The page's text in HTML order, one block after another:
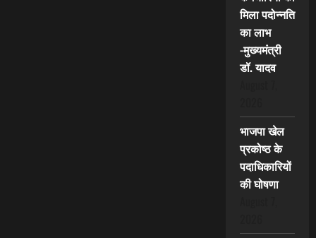
मिला पदोन्नति
का लाभ
-मुख्यमंत्री
डॉ. यादव
भाजपा खेल
प्रकोष्ठ के
पदाधिकारियों
की घोषणा